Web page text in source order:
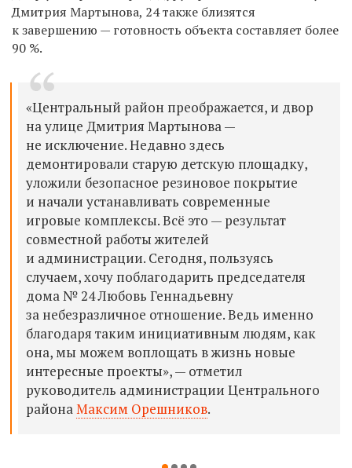
Дмитрия Мартынова, 24 также близятся
к завершению — готовность объекта составляет более
90 %.
«Центральный район преображается, и двор
на улице Дмитрия Мартынова —
не исключение. Недавно здесь
демонтировали старую детскую площадку,
уложили безопасное резиновое покрытие
и начали устанавливать современные
игровые комплексы. Всё это — результат
совместной работы жителей
и администрации. Сегодня, пользуясь
случаем, хочу поблагодарить председателя
дома № 24 Любовь Геннадьевну
за небезразличное отношение. Ведь именно
благодаря таким инициативным людям, как
она, мы можем воплощать в жизнь новые
интересные проекты», — отметил
руководитель администрации Центрального
района Максим Орешников.